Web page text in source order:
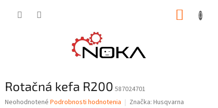
Rotačná kefa R200 587024701
Priemerné
Neohodnotené Podrobnosti hodnotenia Značka: Husqvarna